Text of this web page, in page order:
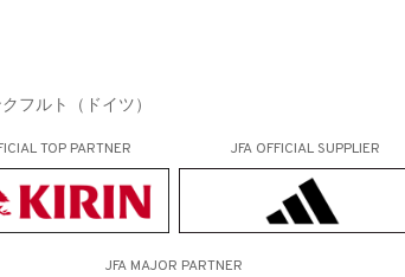
ルト（ドイツ）
TOP PARTNER JFA OFFICIAL SUPPLIER
JFA MAJOR PARTNER